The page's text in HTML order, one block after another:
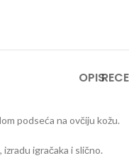
OPIS
podseća na ovčiju kožu.
igračaka i slično.